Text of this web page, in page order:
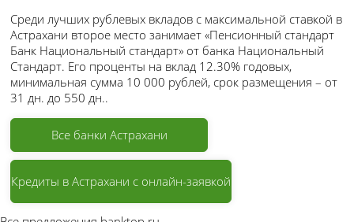
Среди лучших рублевых вкладов с максимальной ставкой в
Астрахани второе место занимает «Пенсионный стандарт
Банк Национальный стандарт» от банка Национальный
Стандарт. Его проценты на вклад 12.30% годовых,
минимальная сумма 10 000 рублей, срок размещения – от
31 дн. до 550 дн..
Все банки Астрахани
Кредиты в Астрахани с онлайн-заявкой